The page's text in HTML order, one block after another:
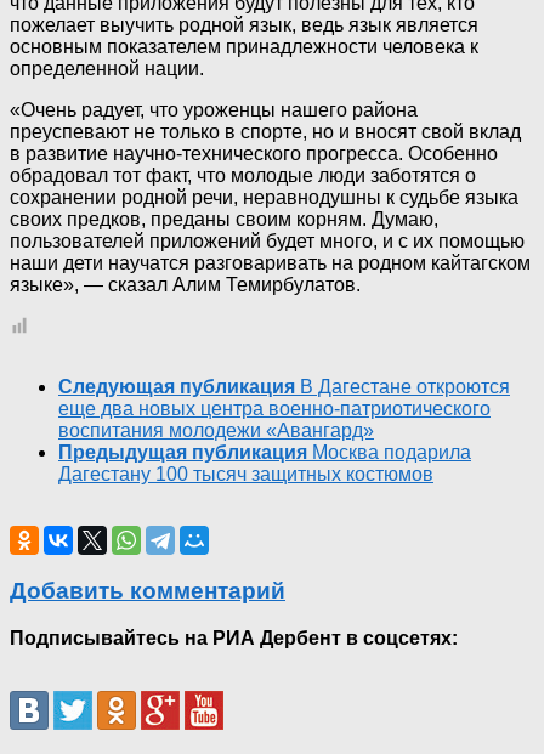
пожелает выучить родной язык, ведь язык является
основным показателем принадлежности человека к
определенной нации.
«Очень радует, что уроженцы нашего района
преуспевают не только в спорте, но и вносят свой вклад
в развитие научно-технического прогресса. Особенно
обрадовал тот факт, что молодые люди заботятся о
сохранении родной речи, неравнодушны к судьбе языка
своих предков, преданы своим корням. Думаю,
пользователей приложений будет много, и с их помощью
наши дети научатся разговаривать на родном кайтагском
языке», — сказал Алим Темирбулатов.
Следующая публикация В Дагестане откроются
еще два новых центра военно-патриотического
воспитания молодежи «Авангард»
Предыдущая публикация Москва подарила
Дагестану 100 тысяч защитных костюмов
Добавить комментарий
Подписывайтесь на РИА Дербент в соцсетях: